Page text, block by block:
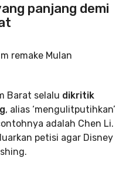
panjang demi
Barat selalu dikritik
, alias ‘mengulitputihkan’
adalah Chen Li.
petisi agar Disney